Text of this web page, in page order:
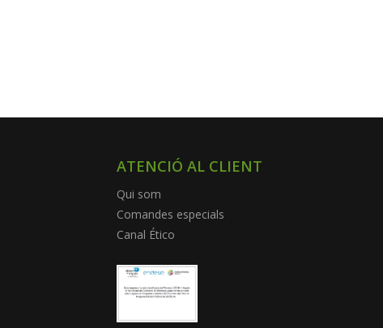
ATENCIÓ AL CLIENT
Qui som
Comandes especials
Canal Ético